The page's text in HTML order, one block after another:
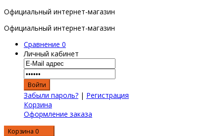
Официальный интернет-магазин
Официальный интернет-магазин
Сравнение 0
Личный кабинет
Забыли пароль? | Регистрация
Корзина
Оформление заказа
Корзина 0